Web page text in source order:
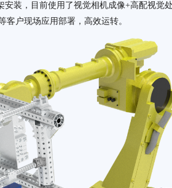
装，目前使用了视觉相机成像+高配视觉处
户现场应用部署，高效运转。